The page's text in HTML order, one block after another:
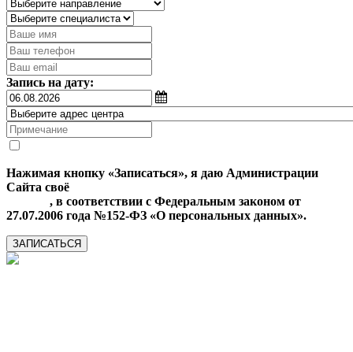
Запись на дату:
Нажимая кнопку «Записаться», я даю Администрации
Сайта своё
, в соответствии с Федеральным законом от
27.07.2006 года №152-ФЗ «О персональных данных».
ЗАПИСАТЬСЯ